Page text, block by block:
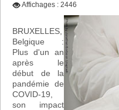
Affichages : 2446
BRUXELLES,
Belgique :
Plus d'un an
après le
début de la
pandémie de
COVID-19,
son impact